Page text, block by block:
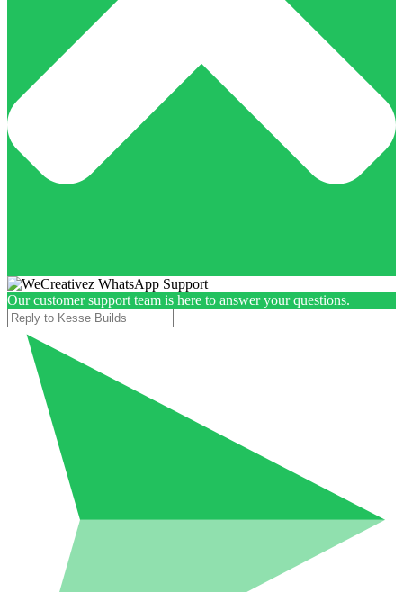
Our customer support team is here to answer your questions.